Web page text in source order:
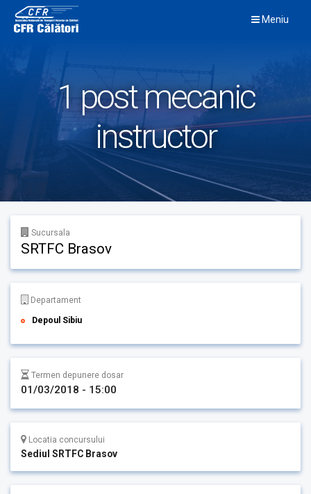
content
Meniu
1 post mecanic
instructor
Sucursala
SRTFC Brasov
Departament
Depoul Sibiu
Termen depunere dosar
01/03/2018 - 15:00
Locatia concursului
Sediul SRTFC Brasov